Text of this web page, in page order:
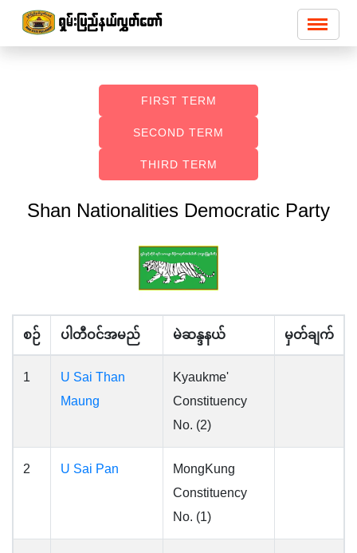
FIRST TERM
SECOND TERM
THIRD TERM
Shan Nationalities Democratic Party
စဉ် ပါတီဝင်အမည် မဲဆန္ဒနယ် မှတ်ချက်
1
U Sai Than
Maung
Kyaukme'
Constituency
No. (2)
2 U Sai Pan
MongKung
Constituency
No. (1)